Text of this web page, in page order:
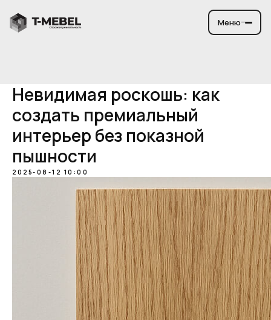
Меню
Невидимая роскошь: как
создать премиальный
интерьер без показной
пышности
2025-08-12 10:00